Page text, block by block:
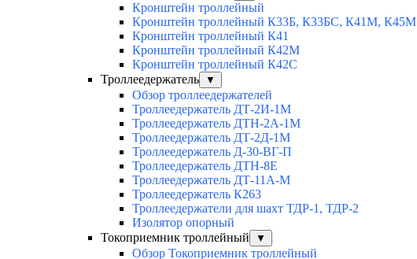
Кронштейн троллейный
Кронштейн троллейный К33Б, К33БС, К41М, К45М
Кронштейн троллейный К41
Кронштейн троллейный К42М
Кронштейн троллейный К42С
Троллеедержатель
▼
Обзор троллеедержателей
Троллеедержатель ДТ-2И-1М
Троллеедержатель ДТН-2А-1М
Троллеедержатель ДТ-2Д-1М
Троллеедержатель Д-30-ВГ-П
Троллеедержатель ДТН-8Е
Троллеедержатель ДТ-11А-М
Троллеедержатель К263
Троллеедержатели для шахт ТДР-1, ТДР-2
Изолятор опорный
Токоприемник троллейный
▼
Обзор Токоприемник троллейный